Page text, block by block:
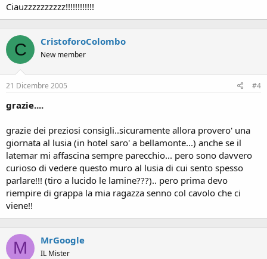
Ciauzzzzzzzzzz!!!!!!!!!!!!
C CristoforoColombo
New member
21 Dicembre 2005 #4
grazie....
grazie dei preziosi consigli..sicuramente allora provero' una
giornata al lusia (in hotel saro' a bellamonte...) anche se il
latemar mi affascina sempre parecchio... pero sono davvero
curioso di vedere questo muro al lusia di cui sento spesso
parlare!!! (tiro a lucido le lamine???).. pero prima devo
riempire di grappa la mia ragazza senno col cavolo che ci
viene!!
M MrGoogle
IL Mister